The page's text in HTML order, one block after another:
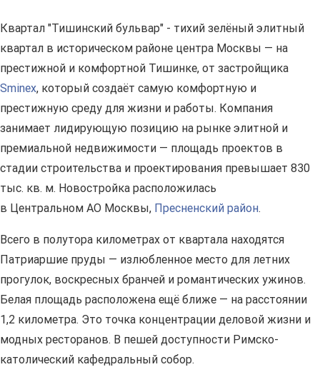
Квартал "Тишинский бульвар" - тихий зелёный элитный
квартал в историческом районе центра Москвы — на
престижной и комфортной Тишинке, от застройщика
Sminex, который создаёт самую комфортную и
престижную среду для жизни и работы. Компания
занимает лидирующую позицию на рынке элитной и
премиальной недвижимости — площадь проектов в
стадии строительства и проектирования превышает 830
тыс. кв. м. Новостройка расположилась
в Центральном АО Москвы, Пресненский район.
Всего в полутора километрах от квартала находятся
Патриаршие пруды — излюбленное место для летних
прогулок, воскресных бранчей и романтических ужинов.
Белая площадь расположена ещё ближе — на расстоянии
1,2 километра. Это точка концентрации деловой жизни и
модных ресторанов. В пешей доступности Римско-
католический кафедральный собор.